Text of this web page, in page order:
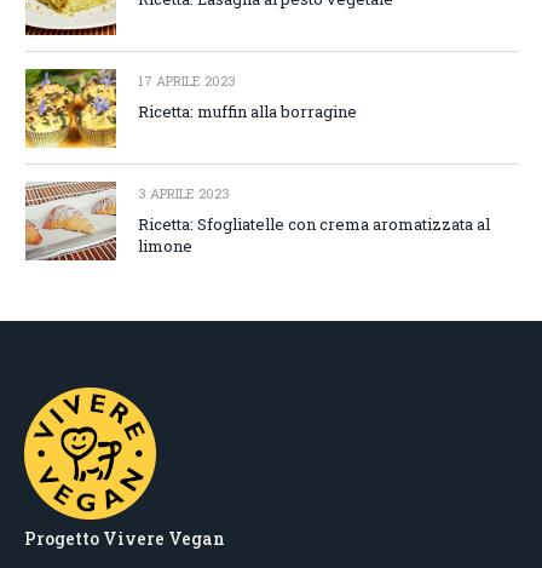
17 APRILE 2023
Ricetta: muffin alla borragine
3 APRILE 2023
Ricetta: Sfogliatelle con crema aromatizzata al
limone
Progetto Vivere Vegan